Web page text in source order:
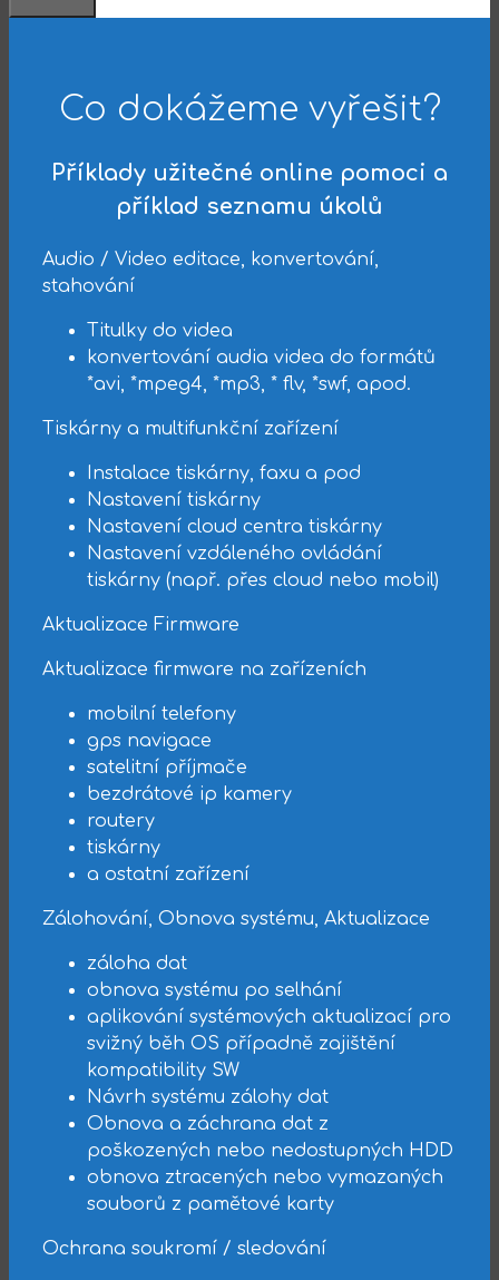
Co dokážeme vyřešit?
Příklady užitečné online pomoci a
příklad seznamu úkolů
Audio / Video editace, konvertování,
stahování
Titulky do videa
konvertování audia videa do formátů
*avi, *mpeg4, *mp3, * flv, *swf, apod.
Tiskárny a multifunkční zařízení
Instalace tiskárny, faxu a pod
Nastavení tiskárny
Nastavení cloud centra tiskárny
Nastavení vzdáleného ovládání
tiskárny (např. přes cloud nebo mobil)
Aktualizace Firmware
Aktualizace firmware na zařízeních
mobilní telefony
gps navigace
satelitní příjmače
bezdrátové ip kamery
routery
tiskárny
a ostatní zařízení
Zálohování, Obnova systému, Aktualizace
záloha dat
obnova systému po selhání
aplikování systémových aktualizací pro
svižný běh OS případně zajištění
kompatibility SW
Návrh systému zálohy dat
Obnova a záchrana dat z
poškozených nebo nedostupných HDD
obnova ztracených nebo vymazaných
souborů z pamětové karty
Ochrana soukromí / sledování